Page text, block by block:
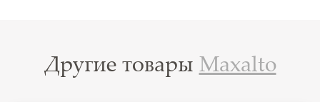
Другие товары Maxalto